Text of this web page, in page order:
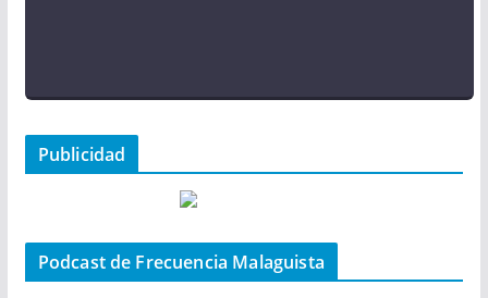
Publicidad
Podcast de Frecuencia Malaguista